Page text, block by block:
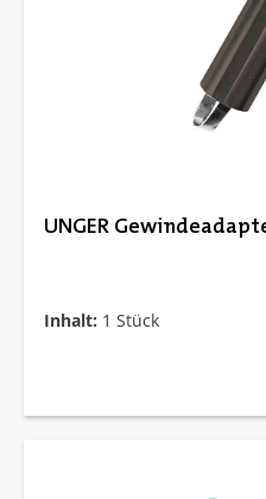
UNGER
Inhalt: 1 Stück